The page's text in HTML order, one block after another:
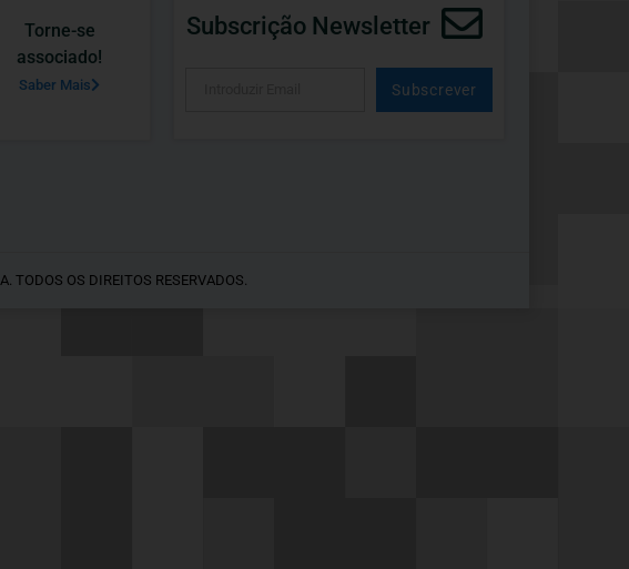
Torne-se
associado!
Saber Mais
Subscrição Newsletter
Subscrever
TODOS OS DIREITOS RESERVADOS.